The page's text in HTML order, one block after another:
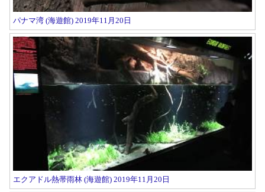
パナマ湾 (海遊館) 2019年11月20日
エクアドル熱帯雨林 (海遊館) 2019年11月20日